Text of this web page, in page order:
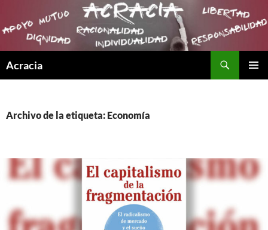
Acracia
Archivo de la etiqueta: Economía